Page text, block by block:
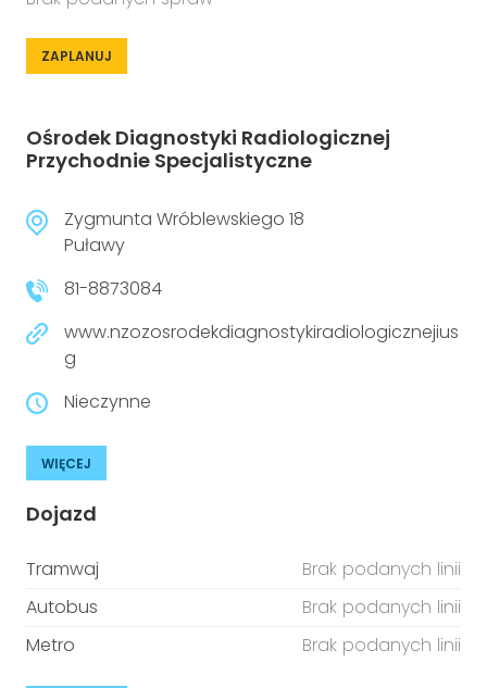
ZAPLANUJ
Ośrodek Diagnostyki Radiologicznej
Przychodnie Specjalistyczne
Zygmunta Wróblewskiego 18
Puławy
81-8873084
www.nzozosrodekdiagnostykiradiologicznejius
g
Nieczynne
WIĘCEJ
Dojazd
Tramwaj
Brak podanych linii
Autobus
Brak podanych linii
Metro
Brak podanych linii